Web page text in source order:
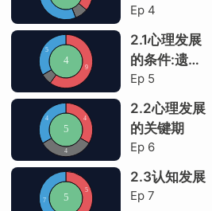
伦理问题
Ep 4
2.1心理发展
的条件:遗传
与环境
Ep 5
2.2心理发展
的关键期
Ep 6
2.3认知发展
Ep 7